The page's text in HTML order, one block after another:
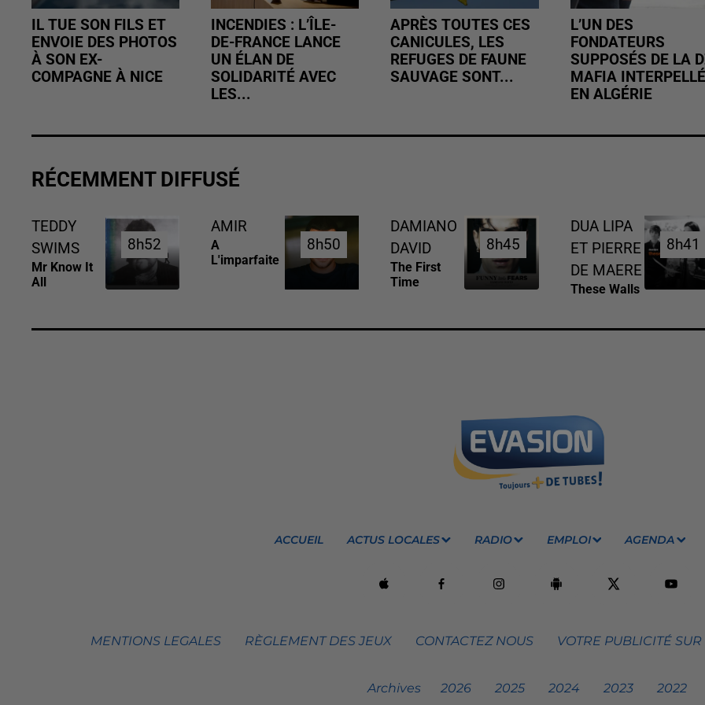
IL TUE SON FILS ET
ENVOIE DES PHOTOS
À SON EX-
COMPAGNE À NICE
INCENDIES : L’ÎLE-
DE-FRANCE LANCE
UN ÉLAN DE
SOLIDARITÉ AVEC
LES...
APRÈS TOUTES CES
CANICULES, LES
REFUGES DE FAUNE
SAUVAGE SONT...
L’UN DES
FONDATEURS
SUPPOSÉS DE LA
MAFIA INTERPELLÉ
EN ALGÉRIE
RÉCEMMENT DIFFUSÉ
TEDDY
SWIMS
Mr Know It
All
8h52
8h52
AMIR
A
L'imparfaite
8h50
8h50
DAMIANO
DAVID
The First
Time
8h45
8h45
DUA LIPA
ET PIERRE
DE MAERE
These Walls
8h41
8h41
ACCUEIL ACTUS LOCALES RADIO EMPLOI AGENDA
MENTIONS LEGALES RÈGLEMENT DES JEUX CONTACTEZ NOUS VOTRE PUBLICITÉ
Archives 2026 2025 2024 2023 2022